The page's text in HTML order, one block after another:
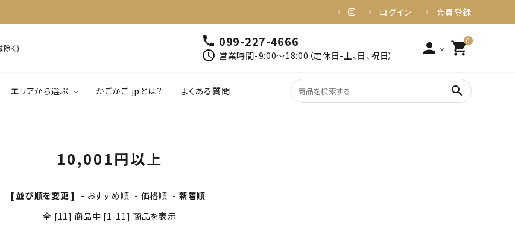
ログイン 会員登録
く) call 099-227-4666
schedule 営業時間-9:00～18:00（定休日-土、日、祝日） person 0
shopping_cart
5,001円～6,000円以下
エリアから選ぶ
熊毛・大島
かごかご.jpとは？ よくある質問 search
10,001円以上
[ 並び順を変更 ] - おすすめ順 - 価格順 - 新着順
全 [11] 商品中 [1-11] 商品を表示